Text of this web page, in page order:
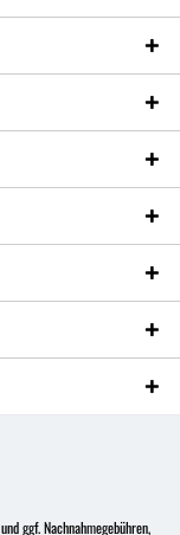
und ggf. Nachnahmegebühren,